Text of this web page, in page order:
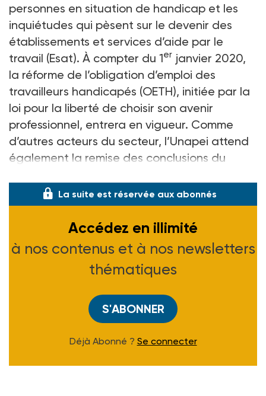
personnes en situation de handicap et les
inquiétudes qui pèsent sur le devenir des
établissements et services d’aide par le
travail (Esat). À compter du 1er janvier 2020,
la réforme de l’obligation d’emploi des
travailleurs handicapés (OETH), initiée par la
loi pour la liberté de choisir son avenir
professionnel, entrera en vigueur. Comme
d’autres acteurs du secteur, l’Unapei attend
également la remise des conclusions du
La suite est réservée aux abonnés
Accédez en illimité
à nos contenus et à nos newsletters
thématiques
S'ABONNER
Déjà Abonné ? Se connecter